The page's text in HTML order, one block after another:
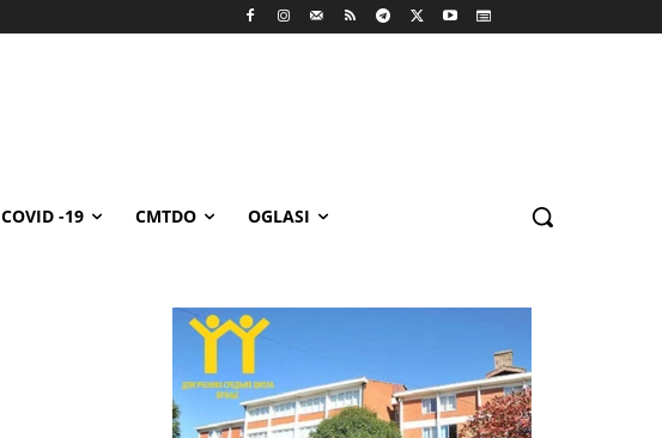
COVID -19 CMTDO OGLASI